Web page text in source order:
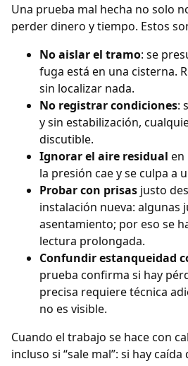
Una prueba mal hecha no solo
perder dinero y tiempo. Estos
No aislar el tramo: se
fuga está en una cisterna.
sin localizar nada.
No registrar condiciones:
y sin estabilización,
discutible.
Ignorar el aire residual en
la presión cae y se culpa a
Probar con prisas justo
instalación nueva: algunas
asentamiento; por eso se
lectura prolongada.
Confundir estanqueidad
prueba confirma si hay
precisa requiere técnica
no es visible.
Cuando el trabajo se hace con
incluso si “sale mal”: si hay